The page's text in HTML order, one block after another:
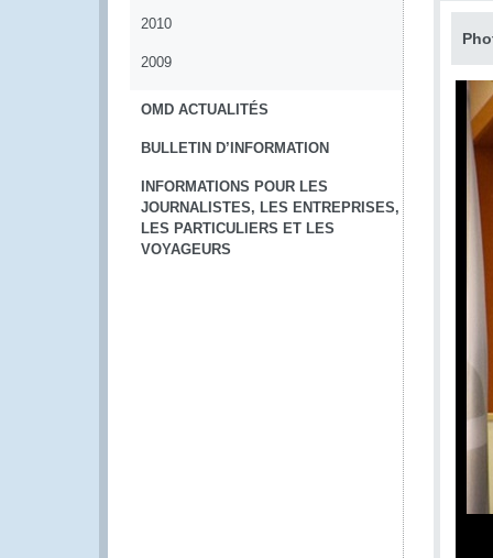
2010
2009
OMD ACTUALITÉS
BULLETIN D’INFORMATION
INFORMATIONS POUR LES
JOURNALISTES, LES ENTREPRISES,
LES PARTICULIERS ET LES
VOYAGEURS